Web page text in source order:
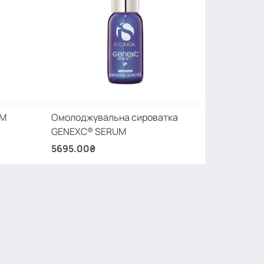
Омолоджувальна сироватка
GENEXC® SERUM
5695.00₴